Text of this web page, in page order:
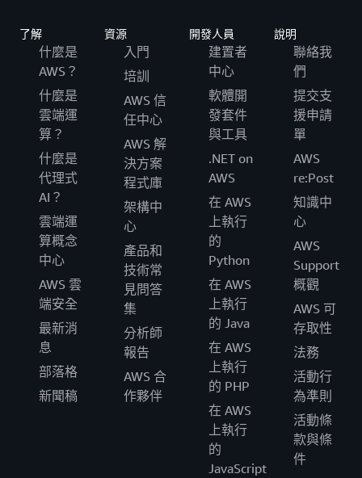
了解
什麼是
AWS？
什麼是
雲端運
算？
什麼是
代理式
AI？
雲端運
算概念
中心
AWS 雲
端安全
最新消
息
部落格
新聞稿
資源
入門
培訓
AWS 信
任中心
AWS 解
決方案
程式庫
架構中
心
產品和
技術常
見問答
集
分析師
報告
AWS 合
作夥伴
開發人員
建置者
中心
軟體開
發套件
與工具
.NET on
AWS
在 AWS
上執行
的
Python
在 AWS
上執行
的 Java
在 AWS
上執行
的 PHP
在 AWS
上執行
的
JavaScript
說明
聯絡我
們
提交支
援申請
單
AWS
re:Post
知識中
心
AWS
Support
概觀
AWS 可
存取性
法務
活動行
為準則
活動條
款與條
件